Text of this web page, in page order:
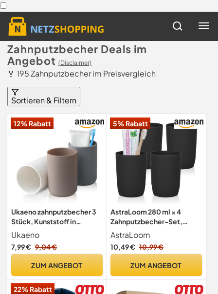
Zahnputzbecher Deals im
Angebot (Disclaimer)
🏅 195 Zahnputzbecher im Preisvergleich
Sortieren & Filtern
12% Rabatt
Ukaeno zahnputzbecher 3
Stück, Kunststoff in
Lebensmittelqualität,
absolut bruchsicher (Weiß,
Grau, Braun)
Ukaeno
7,99 € 9,04 €
ZUM ANGEBOT
5% Rabatt
AstraLoom 280 ml × 4
Zahnputzbecher-Set,
stapelbarer tragbarer
Kunststoff-Trinkbecher,
Mundspülbecher, geeignet
Badezimmer/Küche/Pickni
AstraLoom
10,49 € 10,99 €
ZUM ANGEBOT
22% Rabatt